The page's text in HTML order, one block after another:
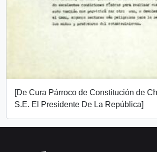
[De Cura Párroco de Constitución de
S.E. El Presidente De La República]